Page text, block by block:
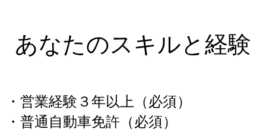
あなたのスキルと経験
・営業経験３年以上（必須）
・普通自動車免許（必須）